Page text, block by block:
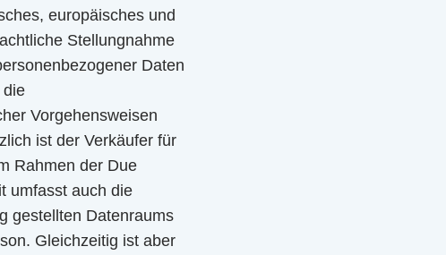
europäisches und
Stellungnahme
Daten
die
Vorgehensweisen
ist der Verkäufer für
Rahmen der Due
umfasst auch die
gestellten Datenraums
Gleichzeitig ist aber